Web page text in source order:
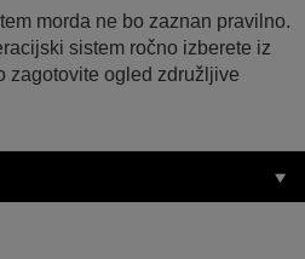
morda ne bo zaznan pravilno.
sistem ročno izberete iz
zagotovite ogled združljive